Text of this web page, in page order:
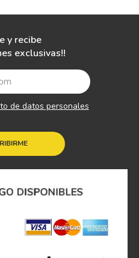
y recibe
exclusivas!!
de datos personales